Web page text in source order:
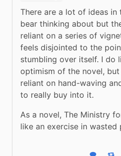
There are a lot of ideas in
bear thinking about but
reliant on a series of
feels disjointed to the
stumbling over itself. I do
optimism of the novel,
reliant on hand-waving
to really buy into it.
As a novel, The Ministry
like an exercise in wasted